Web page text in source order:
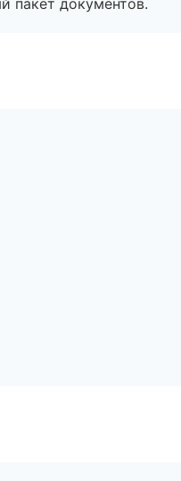
пакет документов.